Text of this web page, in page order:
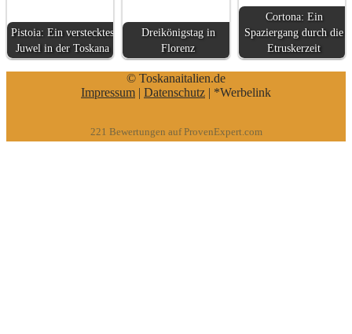
Pistoia: Ein verstecktes
Juwel in der Toskana
Dreikönigstag in
Florenz
Cortona: Ein
Spaziergang durch die
Etruskerzeit
© Toskanaitalien.de
Impressum | Datenschutz | *Werbelink
221 Bewertungen auf ProvenExpert.com